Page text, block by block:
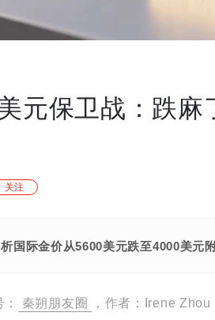
元保卫战：跌麻
关注
国际金价从5600美元跌至4000美元
秦朔朋友圈 ，作者：Irene Zhou